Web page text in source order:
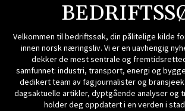
Velkommen til bedriftssøk, din pålitelige kilde
innen norsk næringsliv. Vi er en uavhengig
dekker de mest sentrale og
samfunnet: industri, transport, energi og
dedikert team av fagjournalister og
dagsaktuelle artikler, dyptgående analyser og
holder deg oppdatert i en verden i